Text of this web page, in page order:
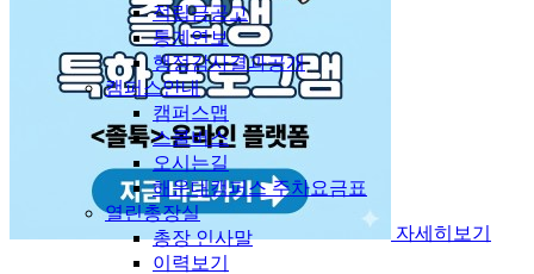
자세히보기
적립금공고
통계연보
행정감사결과공개
캠퍼스안내
캠퍼스맵
스쿨버스
오시는길
해운대캠퍼스 주차요금표
열린총장실
총장 인사말
이력보기